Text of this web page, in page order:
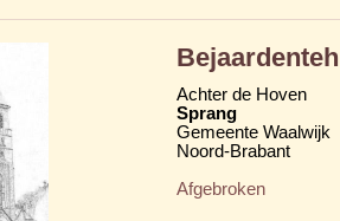
Achter de Hoven
Sprang
Gemeente Waalwijk
Noord-Brabant
Afgebroken